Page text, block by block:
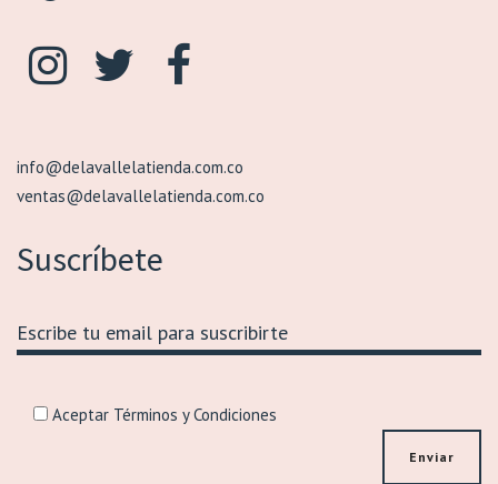
info@delavallelatienda.com.co
ventas@delavallelatienda.com.co
Suscríbete
Aceptar Términos y Condiciones